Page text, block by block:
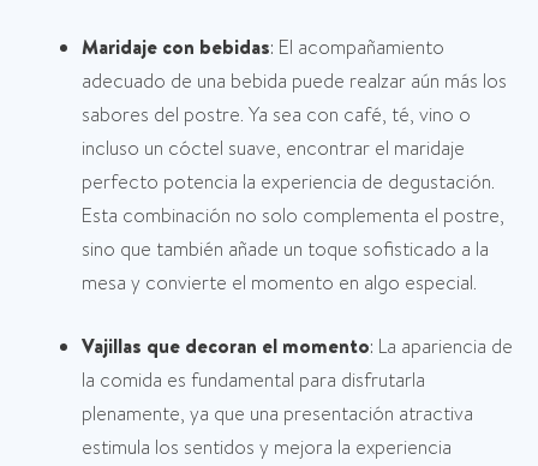
Maridaje con bebidas: El acompañamiento
adecuado de una bebida puede realzar aún más los
sabores del postre. Ya sea con café, té, vino o
incluso un cóctel suave, encontrar el maridaje
perfecto potencia la experiencia de degustación.
Esta combinación no solo complementa el postre,
sino que también añade un toque sofisticado a la
mesa y convierte el momento en algo especial.
Vajillas que decoran el momento: La apariencia de
la comida es fundamental para disfrutarla
plenamente, ya que una presentación atractiva
estimula los sentidos y mejora la experiencia